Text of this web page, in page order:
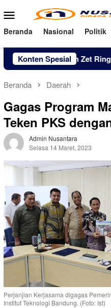
ke
konten
Menu
Mobile
Beranda Nasional Politik
Konten Spesial
Simson Zet Ringu: Tak
Beranda Daerah
Gagas Program
Teken PKS
Admin Nusantara
Selasa 14 Maret, 2023
Perjanjian Kerjasama digagas
Institut Teknologi Bandung. (Foto: Ist)